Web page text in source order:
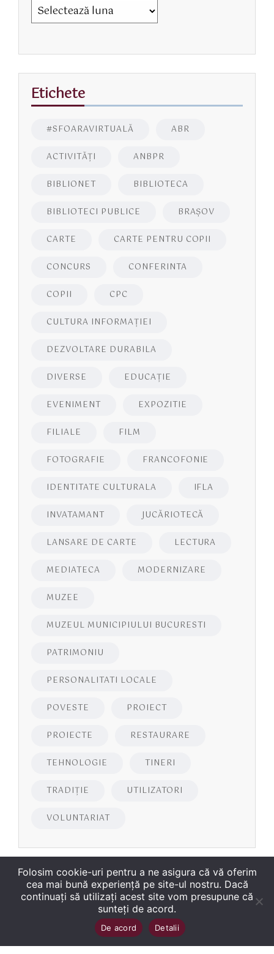
Etichete
#SFOARAVIRTUALĂ ABR
ACTIVITĂŢI ANBPR
BIBLIONET BIBLIOTECA
BIBLIOTECI PUBLICE BRAŞOV
CARTE CARTE PENTRU COPII
CONCURS CONFERINTA
COPII CPC
CULTURA INFORMAŢIEI
DEZVOLTARE DURABILA
DIVERSE EDUCAŢIE
EVENIMENT EXPOZITIE
FILIALE FILM
FOTOGRAFIE FRANCOFONIE
IDENTITATE CULTURALA IFLA
INVATAMANT JUCĂRIOTECĂ
LANSARE DE CARTE LECTURA
MEDIATECA MODERNIZARE
MUZEE
MUZEUL MUNICIPIULUI BUCURESTI
PATRIMONIU
PERSONALITATI LOCALE
POVESTE PROIECT
PROIECTE RESTAURARE
TEHNOLOGIE TINERI
TRADIȚIE UTILIZATORI
VOLUNTARIAT
2026Biblioteca Județeană
„George Bariţiu‟ Braşov. Toate drepturile sunt
Folosim cookie-uri pentru a ne asigura că vă oferim
cea mai bună experiență pe site-ul nostru. Dacă
continuați să utilizați acest site vom presupune că
sunteți de acord.
De acord Detalii